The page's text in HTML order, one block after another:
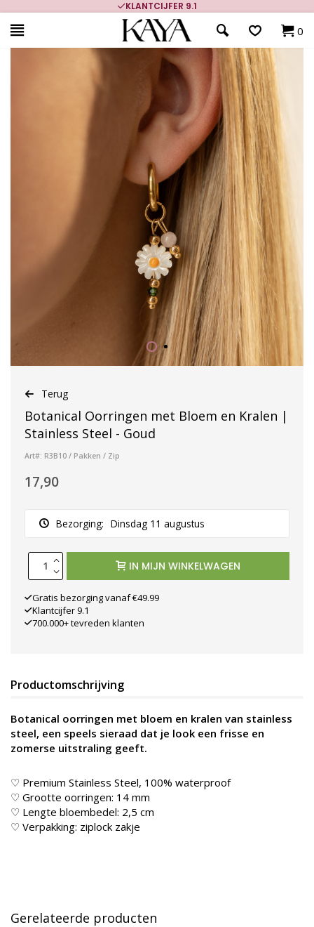
KLANTCIJFER 9.1
0
Terug
Botanical Oorringen met Bloem en Kralen |
Stainless Steel - Goud
Art#: R3B10 / Pakken / Zip
17,90
Bezorging: Dinsdag 11 augustus
IN MIJN WINKELWAGEN
Gratis bezorging vanaf €49.99
Klantcijfer 9.1
700.000+ tevreden klanten
Productomschrijving
Botanical oorringen met bloem en kralen van stainless
steel, een speels sieraad dat je look een frisse en
zomerse uitstraling geeft.
♡ Premium Stainless Steel, 100% waterproof
♡ Grootte oorringen: 14 mm
♡ Lengte bloembedel: 2,5 cm
♡ Verpakking: ziplock zakje
Gerelateerde producten